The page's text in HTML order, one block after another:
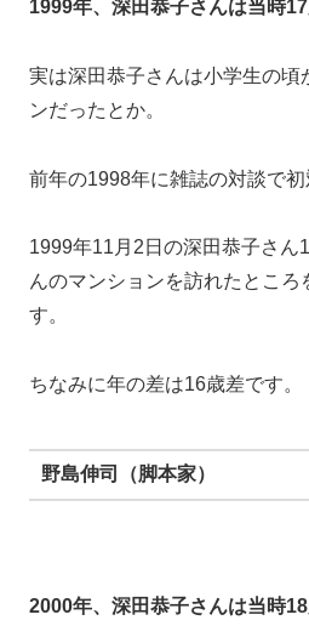
野島伸司（脚本家）
したが、
門限を守りながらも週3回も野
ンザ・ショートケーキ』に出演